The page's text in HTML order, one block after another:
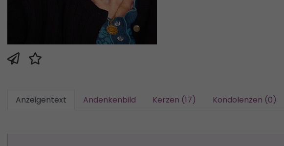
Anzeigentext Andenkenbild Kerzen (17) Kondolenzen (0)